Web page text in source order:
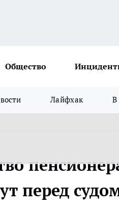
Общество
Лайфхак В
перед